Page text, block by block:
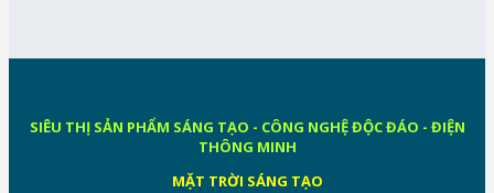
SIÊU THỊ SẢN PHẨM SÁNG TẠO - CÔNG NGHỆ ĐỘC ĐÁO - ĐIỆN
THÔNG MINH
MẶT TRỜI SÁNG TẠO